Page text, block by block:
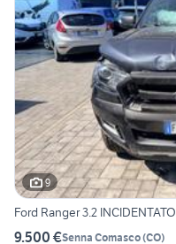
9
Ford Ranger 3.2 INCIDENTATO
9.500 €Senna Comasco(CO)